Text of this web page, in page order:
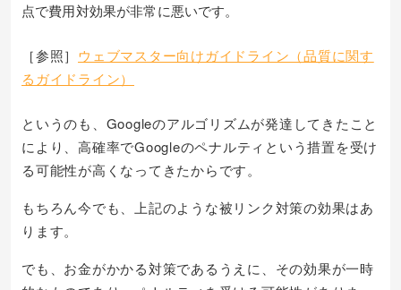
点で費用対効果が非常に悪いです。
［参照］ ウェブマスター向けガイドライン（品質に関す
るガイドライン）
というのも、Googleのアルゴリズムが発達してきたこと
により、高確率でGoogleのペナルティという措置を受け
る可能性が高くなってきたからです。
もちろん今でも、上記のような被リンク対策の効果はあ
ります。
でも、お金がかかる対策であるうえに、その効果が一時